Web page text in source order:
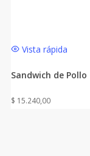
Vista rápida
Sandwich de Pollo
$ 15.240,00